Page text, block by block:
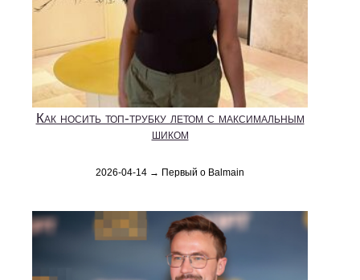
Как носить топ-трубку летом с максимальным
шиком
2026-04-14 → Первый о Balmain